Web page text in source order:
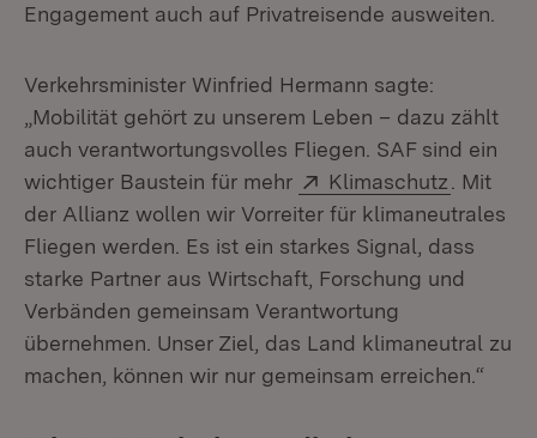
Engagement auch auf Privatreisende ausweiten.
Verkehrsminister Winfried Hermann sagte:
„Mobilität gehört zu unserem Leben – dazu zählt
auch verantwortungsvolles Fliegen. SAF sind ein
wichtiger Baustein für mehr
Extern:
Klimaschutz (Öffnet
. Mit
der Allianz wollen wir Vorreiter für klimaneutrales
Fliegen werden. Es ist ein starkes Signal, dass
starke Partner aus Wirtschaft, Forschung und
Verbänden gemeinsam Verantwortung
übernehmen. Unser Ziel, das Land klimaneutral zu
machen, können wir nur gemeinsam erreichen.“